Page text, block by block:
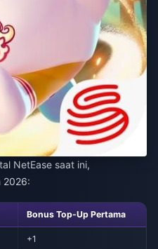
NetEase saat ini,
2026:
Bonus Top-Up Pertama
+1